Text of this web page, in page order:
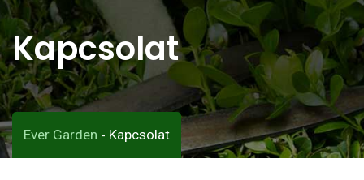
Kapcsolat
Ever Garden - Kapcsolat